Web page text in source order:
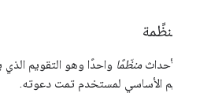
جهات منظِّمة
تتضمّن الأحداث منظّمًا واحدًا وهو التقويم
هو التقويم الأساسي لمستخدم تمت دعوته.